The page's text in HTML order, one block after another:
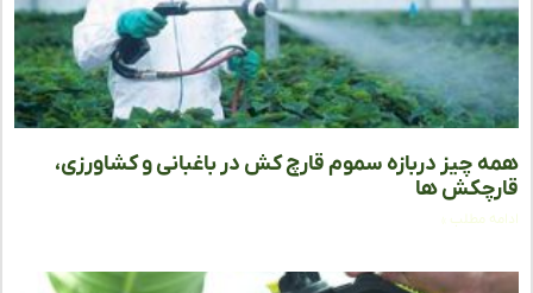
چیز دربازه سموم قارچ کش در باغبانی و کشاورزی،
ها
مطلب »